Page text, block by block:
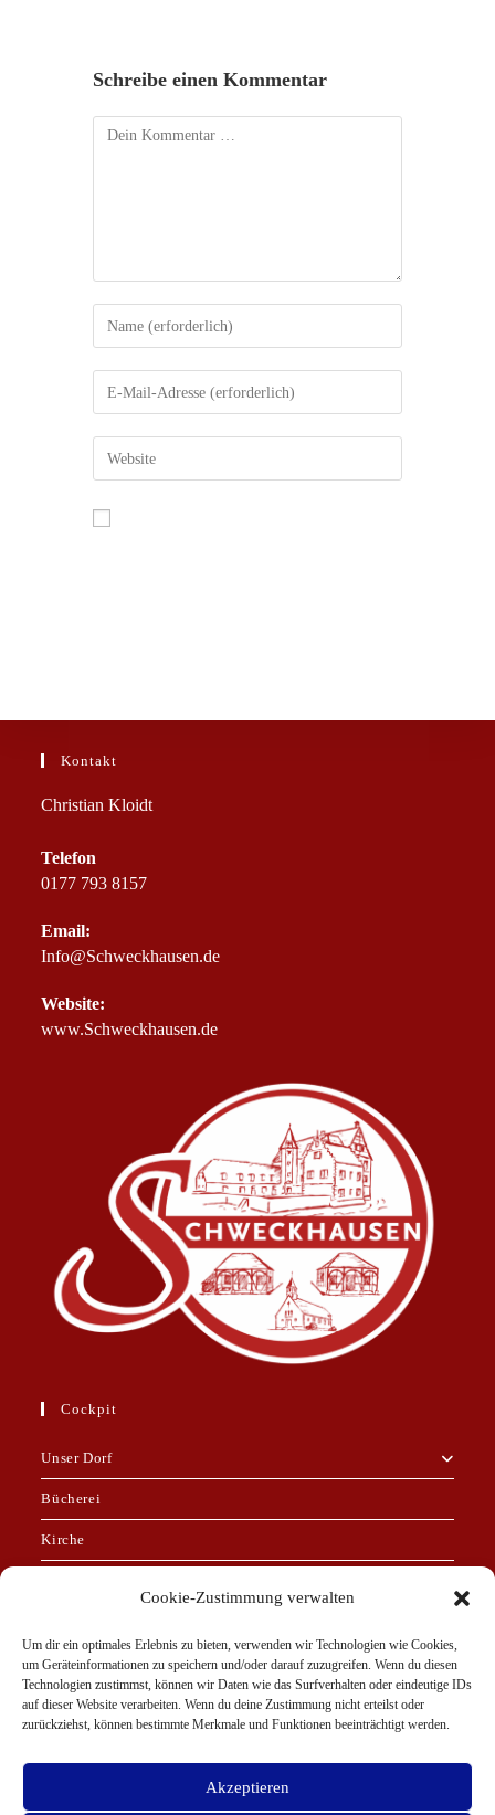
Cookie-Zustimmung verwalten
Um dir ein optimales Erlebnis zu bieten, verwenden wir Technologien wie Cookies,
um Geräteinformationen zu speichern und/oder darauf zuzugreifen. Wenn du diesen
Technologien zustimmst, können wir Daten wie das Surfverhalten oder eindeutige IDs
auf dieser Website verarbeiten. Wenn du deine Zustimmung nicht erteilst oder
zurückziehst, können bestimmte Merkmale und Funktionen beeinträchtigt werden.
Akzeptieren
Schreibe einen Kommentar
Kontakt
Christian Kloidt
Telefon
0177 793 8157
Email:
Info@Schweckhausen.de
Website:
www.Schweckhausen.de
Cockpit
Unser Dorf
Bücherei
Kirche
Veranstaltungen
Links